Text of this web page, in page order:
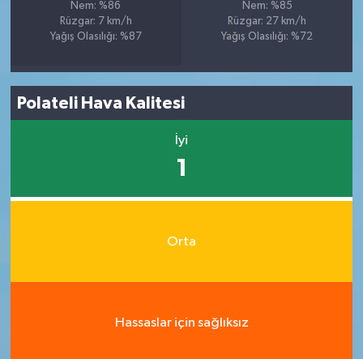
Nem: %86
Rüzgar: 7 km/h
Yağış Olasılığı: %87
Nem: %85
Rüzgar: 27 km/h
Yağış Olasılığı: %72
Polateli Hava Kalitesi
İyi
1
Orta
Hassaslar için sağlıksız